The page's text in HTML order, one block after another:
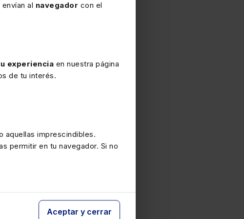
al navegador con el
experiencia en nuestra página
de tu interés.
aquellas imprescindibles.
permitir en tu navegador. Si no
Aceptar y cerrar